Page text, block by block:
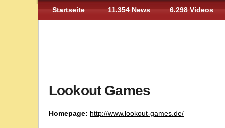
Startseite 11.354 News 6.298 Videos
Lookout Games
Homepage: http://www.lookout-games.de/